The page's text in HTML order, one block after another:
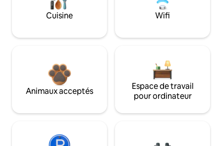
Cuisine Wifi
Animaux acceptés
Espace de travail
pour ordinateur